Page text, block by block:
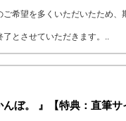
希望を多くいただいたため、
とさせていただきます。..
ぼ。 』【特典：直筆